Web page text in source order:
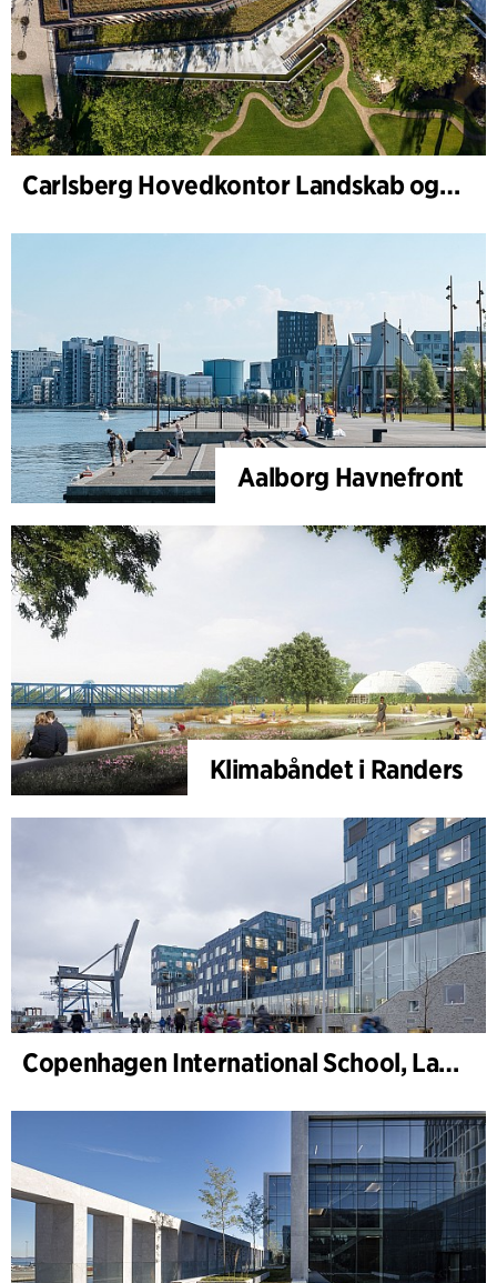
Carlsberg Hovedkontor Landskab og renovering af Carl Jacobsens Have
Aalborg Havnefront
Klimabåndet i Randers
Copenhagen International School, Landskab